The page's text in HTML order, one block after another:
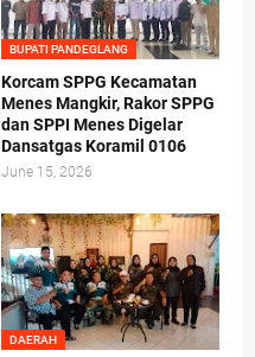
BUPATI PANDEGLANG
Korcam SPPG Kecamatan
Menes Mangkir, Rakor SPPG
dan SPPI Menes Digelar
Dansatgas Koramil 0106
June 15, 2026
DAERAH